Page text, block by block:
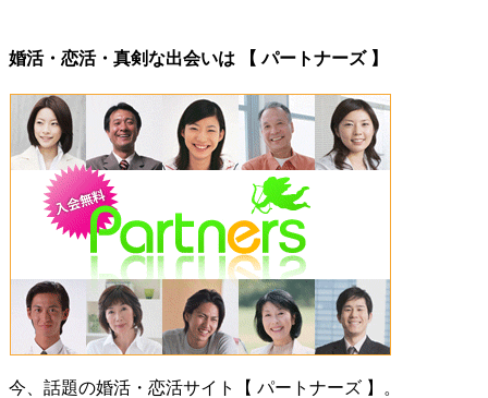
婚活・恋活・真剣な出会いは 【 パートナーズ 】
今、話題の婚活・恋活サイト【 パートナーズ 】。